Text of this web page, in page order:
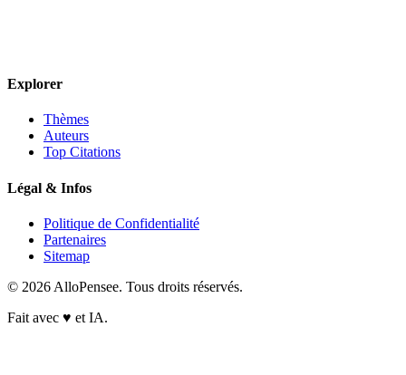
Explorer
Thèmes
Auteurs
Top Citations
Légal & Infos
Politique de Confidentialité
Partenaires
Sitemap
© 2026 AlloPensee. Tous droits réservés.
Fait avec ♥ et IA.